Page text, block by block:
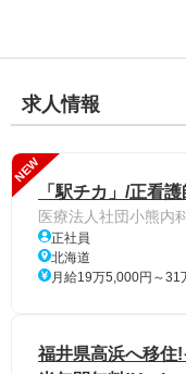
求人情報
NEW
「駅チカ」/正看
医療法人社団小熊内
正社員
北海道
月給19万5,000円～31
福井県高浜へ移住